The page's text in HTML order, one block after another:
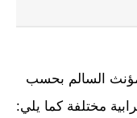
السالم بحسب
مختلفة كما يلي: